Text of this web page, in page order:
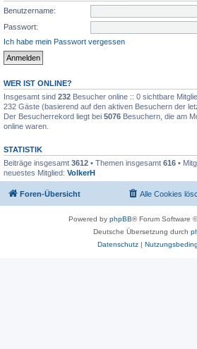
Benutzername:
Passwort:
Ich habe mein Passwort vergessen
WER IST ONLINE?
Insgesamt sind 232 Besucher online :: 0 sichtbare
232 Gäste (basierend auf den aktiven Besuchern der
Der Besucherrekord liegt bei 5076 Besuchern, die am
online waren.
STATISTIK
Beiträge insgesamt 3612 • Themen insgesamt 616 •
neuestes Mitglied: VolkerH
Foren-Übersicht Alle Cookies
Powered by phpBB® Forum Software
Deutsche Übersetzung durch
Datenschutz|